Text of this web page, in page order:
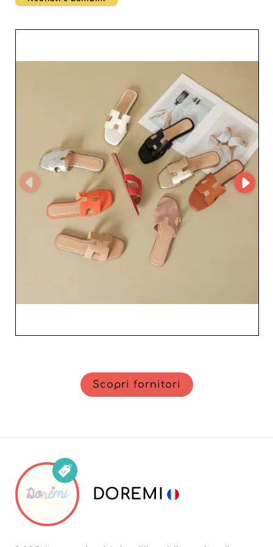
soddisfare i professionisti più esigenti. Grazie a una
clienti impeccabile. Rinomato per professionalità e
rapidità, questo grossista si impegna a offrire soluzioni
personalizzate, in linea con le esigenze specifiche della
vostra azienda. Che siate una piccola boutique o una
grande catena, beneficerete di un’assistenza su misura e
di consigli esperti per ottimizzare la vostra offerta.
Scegliendo MD SCARPE 美地鞋業, puntate su affidabilità
ed efficienza. Questo grossista utilizza anche MicroStore,
una soluzione digitale avanzata che facilita la gestione
degli ordini e semplifica le procedure di acquisto. Grazie
a questo strumento, gestite stock e riassortimenti con
estrema facilità, garantendo un approvvigionamento
costante e puntuale. Optare per MD SCARPE 美地鞋業
significa garantire ai vostri clienti collezioni di calzature
di tendenza e di qualità, beneficiando al contempo di un
servizio su cui potete sempre contare. Fate di MD
SCARPE 美地鞋業 il partner strategico del vostro successo
commerciale.
Scopri fornitori
DOREMI